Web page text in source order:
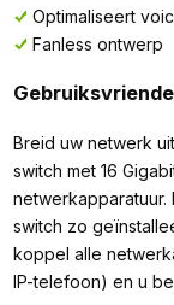
Optimaliseert
Fanless ontwerp
Breid uw netwerk
switch met 16
switch zo
koppel alle
IP-telefoon) en u